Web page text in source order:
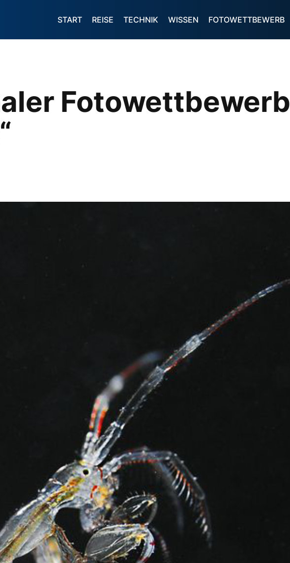
START REISE TECHNIK WISSEN FOTOWETTBEWERB
Fotowettbewerb